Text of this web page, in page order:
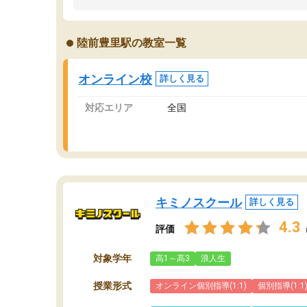
オンラインツールを使用した単語帳の共有があ
り宿題もそちらで出される形でした。
2ヶ月で担当講師の方がお辞めになると言う事で
講師変更の申し出があり、あまりに短期での変
更だった為、塾に通う事にして退会しました。
遅れも取り戻せ、授業内容や講師の方は良かっ
ま
陸前豊里駅の教室一覧
オンライン校 詳しく見る
対応エリア 全国
キミノスクール 詳しく見る
評価 4.3
対象学年 高1～高3 浪人生
授業形式 オンライン個別指導(1:1) 個別指導(1:1)